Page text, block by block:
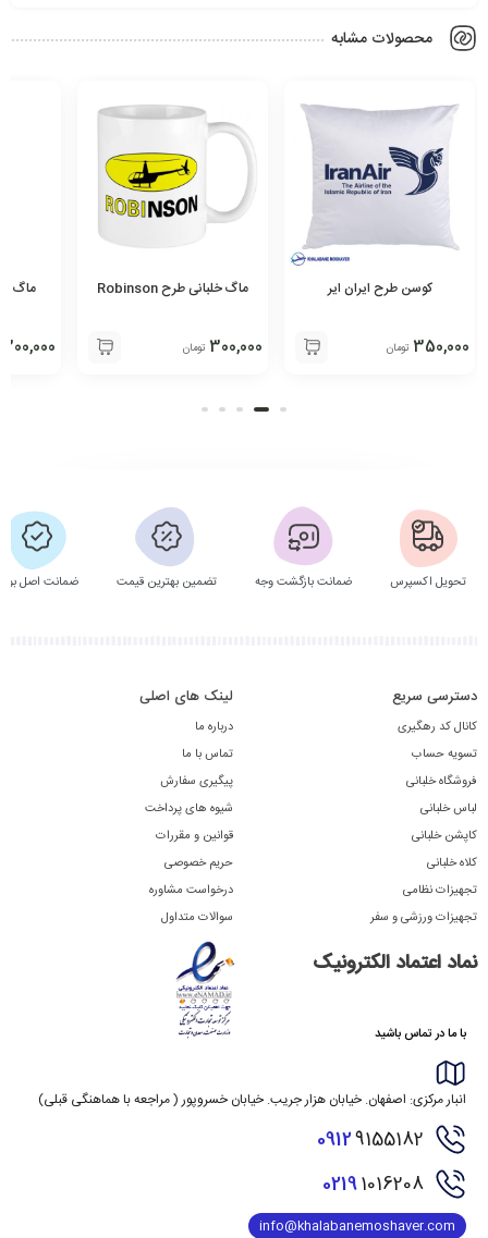
محصولات مشابه
کوسن طرح ایران ایر
350,000 تومان
ماگ خلبانی طرح Robinson
300,000 تومان 300,000
تحویل اکسپرس ضمانت بازگشت وجه تضمین بهترین قیمت ضمانت اصل
دسترسی سریع
کانال کد رهگیری
تسویه حساب
فروشگاه خلبانی
لباس خلبانی
کاپشن خلبانی
کلاه خلبانی
تجهیزات نظامی
تجهیزات ورزشی و سفر
لینک های اصلی
درباره ما
تماس با ما
پیگیری سفارش
شیوه های پرداخت
قوانین و مقررات
حریم خصوصی
درخواست مشاوره
سوالات متداول
نماد اعتماد الکترونیک
با ما در تماس باشید
انبار مرکزی: اصفهان. خیابان هزار جریب. خیابان خسروپور ( مراجعه با هماهنگی قبلی)
09129155182
02191016208
info@khalabanemoshaver.com